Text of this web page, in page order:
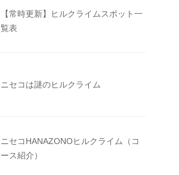
【常時更新】ヒルクライムスポット一
覧表
ニセコは謎のヒルクライム
ニセコHANAZONOヒルクライム（コ
ース紹介）